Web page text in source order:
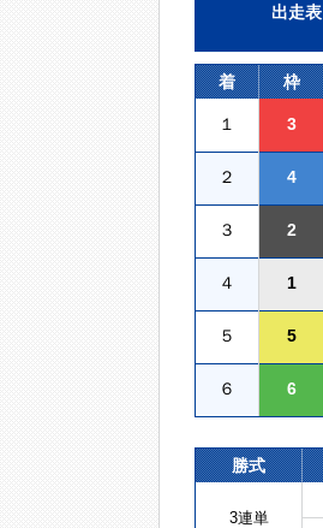
出走表
着 枠
１ 3
２ 4
３ 2
４ 1
５ 5
６ 6
勝式
3連単